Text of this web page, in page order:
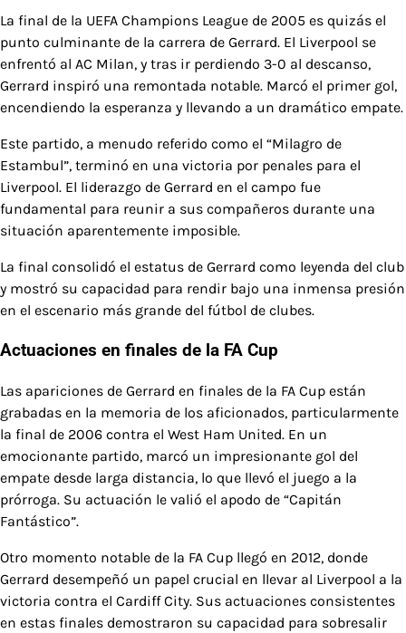
La final de la UEFA Champions League de 2005 es quizás el
punto culminante de la carrera de Gerrard. El Liverpool se
enfrentó al AC Milan, y tras ir perdiendo 3-0 al descanso,
Gerrard inspiró una remontada notable. Marcó el primer gol,
encendiendo la esperanza y llevando a un dramático empate.
Este partido, a menudo referido como el “Milagro de
Estambul”, terminó en una victoria por penales para el
Liverpool. El liderazgo de Gerrard en el campo fue
fundamental para reunir a sus compañeros durante una
situación aparentemente imposible.
La final consolidó el estatus de Gerrard como leyenda del club
y mostró su capacidad para rendir bajo una inmensa presión
en el escenario más grande del fútbol de clubes.
Actuaciones en finales de la FA Cup
Las apariciones de Gerrard en finales de la FA Cup están
grabadas en la memoria de los aficionados, particularmente
la final de 2006 contra el West Ham United. En un
emocionante partido, marcó un impresionante gol del
empate desde larga distancia, lo que llevó el juego a la
prórroga. Su actuación le valió el apodo de “Capitán
Fantástico”.
Otro momento notable de la FA Cup llegó en 2012, donde
Gerrard desempeñó un papel crucial en llevar al Liverpool a la
victoria contra el Cardiff City. Sus actuaciones consistentes
en estas finales demostraron su capacidad para sobresalir